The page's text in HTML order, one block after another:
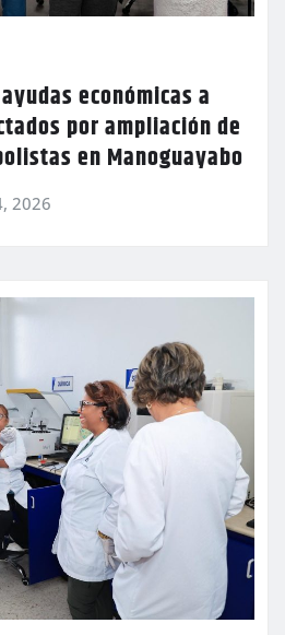
económicas a
por ampliación de
en Manoguayabo
2026